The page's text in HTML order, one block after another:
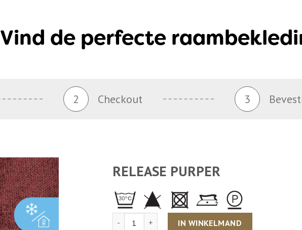
Vind de perfecte
2 Checkout 3
RELEASE PURPER
IN WINKELMAND